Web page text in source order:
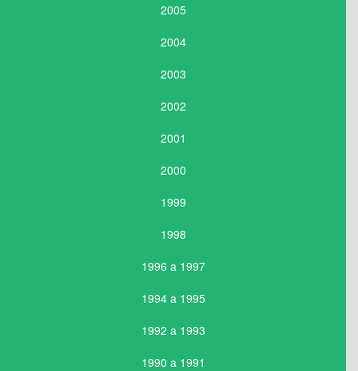
2005
2004
2003
2002
2001
2000
1999
1998
1996 a 1997
1994 a 1995
1992 a 1993
1990 a 1991